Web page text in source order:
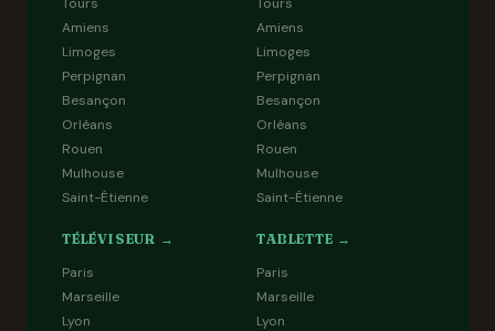
Amiens
Limoges
Perpignan
Besançon
Orléans
Rouen
Mulhouse
Saint-Étienne
Amiens
Limoges
Perpignan
Besançon
Orléans
Rouen
Mulhouse
Saint-Étienne
TÉLÉVISEUR →
Paris
Marseille
Lyon
TABLETTE →
Paris
Marseille
Lyon